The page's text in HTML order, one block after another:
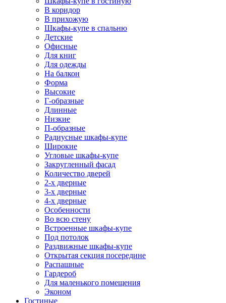
В коридор
В прихожую
Шкафы-купе в спальню
Детские
Офисные
Для книг
Для одежды
На балкон
Форма
Высокие
Г-образные
Длинные
Низкие
П-образные
Радиусные шкафы-купе
Широкие
Угловые шкафы-купе
Закругленный фасад
Количество дверей
2-х дверные
3-х дверные
4-х дверные
Особенности
Во всю стену
Встроенные шкафы-купе
Под потолок
Раздвижные шкафы-купе
Открытая секция посередине
Распашные
Гардероб
Для маленького помещения
Эконом
Гостиные